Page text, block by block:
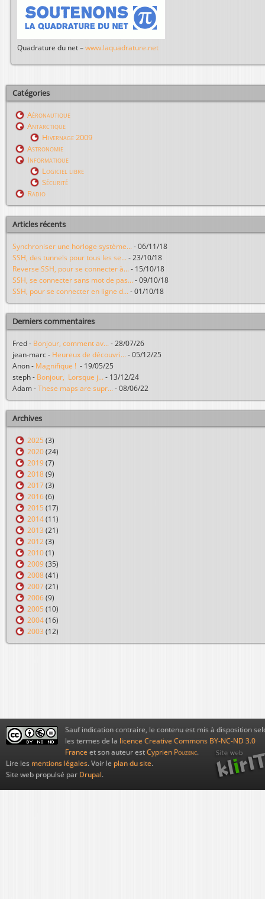
Quadrature du net – www.laquadrature.net
Catégories
Aéronautique
Antarctique
Hivernage 2009
Astronomie
Informatique
Logiciel libre
Sécurité
Radio
Articles récents
Synchroniser une horloge système... - 06/11/18
SSH, des tunnels pour tous les se... - 23/10/18
Reverse SSH, pour se connecter à... - 15/10/18
SSH, se connecter sans mot de pas... - 09/10/18
SSH, pour se connecter en ligne d... - 01/10/18
Derniers commentaires
Fred - Bonjour, comment av... - 28/07/26
jean-marc - Heureux de découvri... - 05/12/25
Anon - Magnifique ! - 19/05/25
steph - Bonjour, Lorsque j... - 13/12/24
Adam - These maps are supr... - 08/06/22
Archives
2025 (3)
2020 (24)
2019 (7)
2018 (9)
2017 (3)
2016 (6)
2015 (17)
2014 (11)
2013 (21)
2012 (3)
2010 (1)
2009 (35)
2008 (41)
2007 (21)
2006 (9)
2005 (10)
2004 (16)
2003 (12)
Sauf indication contraire, le contenu est mis à disposition
les termes de la licence Creative Commons BY-NC-ND 3.0
France et son auteur est Cyprien Pouzenc.
Lire les mentions légales. Voir le plan du site.
Site web propulsé par Drupal.